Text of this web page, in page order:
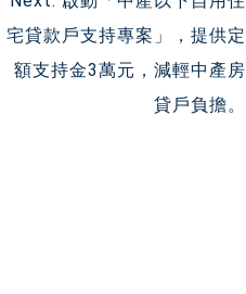
宅貸款戶支持專案」，提供定
額支持金3萬元，減輕中產房
貸戶負擔。